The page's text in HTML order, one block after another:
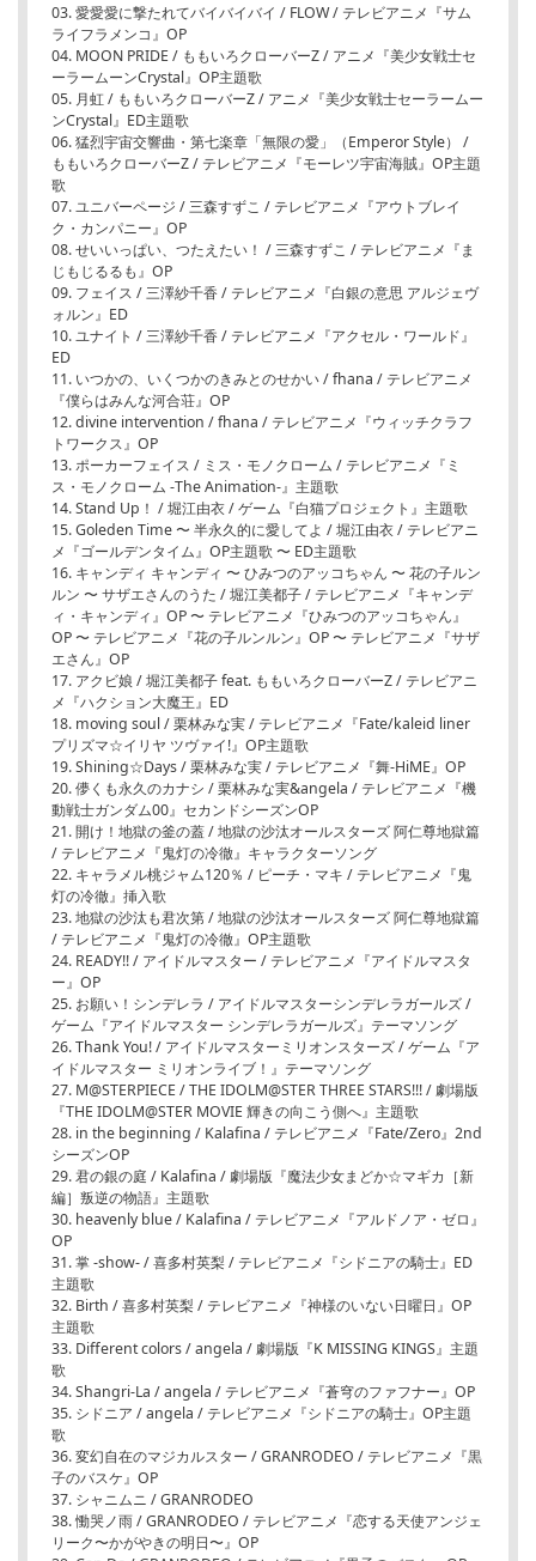
03. 愛愛愛に撃たれてバイバイバイ / FLOW / テレビアニメ『サム
ライフラメンコ』OP
04. MOON PRIDE / ももいろクローバーZ / アニメ『美少女戦士セ
ーラームーンCrystal』OP主題歌
05. 月虹 / ももいろクローバーZ / アニメ『美少女戦士セーラームー
ンCrystal』ED主題歌
06. 猛烈宇宙交響曲・第七楽章「無限の愛」（Emperor Style） /
ももいろクローバーZ / テレビアニメ『モーレツ宇宙海賊』OP主題
歌
07. ユニバーページ / 三森すずこ / テレビアニメ『アウトブレイ
ク・カンパニー』OP
08. せいいっぱい、つたえたい！ / 三森すずこ / テレビアニメ『ま
じもじるるも』OP
09. フェイス / 三澤紗千香 / テレビアニメ『白銀の意思 アルジェヴ
ォルン』ED
10. ユナイト / 三澤紗千香 / テレビアニメ『アクセル・ワールド』
ED
11. いつかの、いくつかのきみとのせかい / fhana / テレビアニメ
『僕らはみんな河合荘』OP
12. divine intervention / fhana / テレビアニメ『ウィッチクラフ
トワークス』OP
13. ポーカーフェイス / ミス・モノクローム / テレビアニメ『ミ
ス・モノクローム -The Animation-』主題歌
14. Stand Up！ / 堀江由衣 / ゲーム『白猫プロジェクト』主題歌
15. Goleden Time 〜 半永久的に愛してよ / 堀江由衣 / テレビアニ
メ『ゴールデンタイム』OP主題歌 〜 ED主題歌
16. キャンディ キャンディ 〜 ひみつのアッコちゃん 〜 花の子ルン
ルン 〜 サザエさんのうた / 堀江美都子 / テレビアニメ『キャンデ
ィ・キャンディ』OP 〜 テレビアニメ『ひみつのアッコちゃん』
OP 〜 テレビアニメ『花の子ルンルン』OP 〜 テレビアニメ『サザ
エさん』OP
17. アクビ娘 / 堀江美都子 feat. ももいろクローバーZ / テレビアニ
メ『ハクション大魔王』ED
18. moving soul / 栗林みな実 / テレビアニメ『Fate/kaleid liner
プリズマ☆イリヤ ツヴァイ!』OP主題歌
19. Shining☆Days / 栗林みな実 / テレビアニメ『舞-HiME』OP
20. 儚くも永久のカナシ / 栗林みな実&angela / テレビアニメ『機
動戦士ガンダム00』セカンドシーズンOP
21. 開け！地獄の釜の蓋 / 地獄の沙汰オールスターズ 阿仁尊地獄篇
/ テレビアニメ『鬼灯の冷徹』キャラクターソング
22. キャラメル桃ジャム120％ / ピーチ・マキ / テレビアニメ『鬼
灯の冷徹』挿入歌
23. 地獄の沙汰も君次第 / 地獄の沙汰オールスターズ 阿仁尊地獄篇
/ テレビアニメ『鬼灯の冷徹』OP主題歌
24. READY!! / アイドルマスター / テレビアニメ『アイドルマスタ
ー』OP
25. お願い！シンデレラ / アイドルマスターシンデレラガールズ /
ゲーム『アイドルマスター シンデレラガールズ』テーマソング
26. Thank You! / アイドルマスターミリオンスターズ / ゲーム『ア
イドルマスター ミリオンライブ！』テーマソング
27. M@STERPIECE / THE IDOLM@STER THREE STARS!!! / 劇場版
『THE IDOLM@STER MOVIE 輝きの向こう側へ』主題歌
28. in the beginning / Kalafina / テレビアニメ『Fate/Zero』2nd
シーズンOP
29. 君の銀の庭 / Kalafina / 劇場版『魔法少女まどか☆マギカ［新
編］叛逆の物語』主題歌
30. heavenly blue / Kalafina / テレビアニメ『アルドノア・ゼロ』
OP
31. 掌 -show- / 喜多村英梨 / テレビアニメ『シドニアの騎士』ED
主題歌
32. Birth / 喜多村英梨 / テレビアニメ『神様のいない日曜日』OP
主題歌
33. Different colors / angela / 劇場版『K MISSING KINGS』主題
歌
34. Shangri-La / angela / テレビアニメ『蒼穹のファフナー』OP
35. シドニア / angela / テレビアニメ『シドニアの騎士』OP主題
歌
36. 変幻自在のマジカルスター / GRANRODEO / テレビアニメ『黒
子のバスケ』OP
37. シャニムニ / GRANRODEO
38. 慟哭ノ雨 / GRANRODEO / テレビアニメ『恋する天使アンジェ
リーク〜かがやきの明日〜』OP